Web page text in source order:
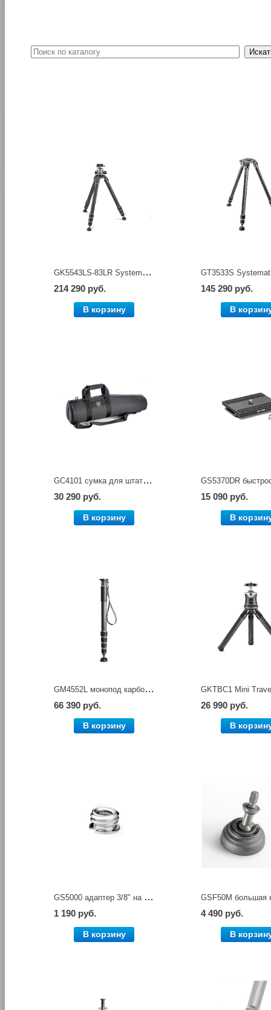
GK5543LS-83LR Systematic Kit Series 5 штатив Gitzo
214 290 руб.
В корзину
145 290 руб.
В
GC4101 сумка для штатива Gitzo
30 290 руб.
В корзину
15 090 руб.
В
GM4552L монопод карбоновый, 4 long серия, 5 секций, высокий Gitzo
66 390 руб.
В корзину
26 990 руб.
В
GS5000 адаптер 3/8" на 1/4" Gitzo
1 190 руб.
В корзину
4 490 руб.
В